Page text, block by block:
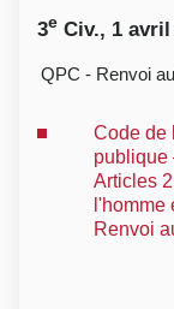
3e Civ., 1 avril
QPC - Renvoi
Code de
publique
Articles
l'homme
Renvoi